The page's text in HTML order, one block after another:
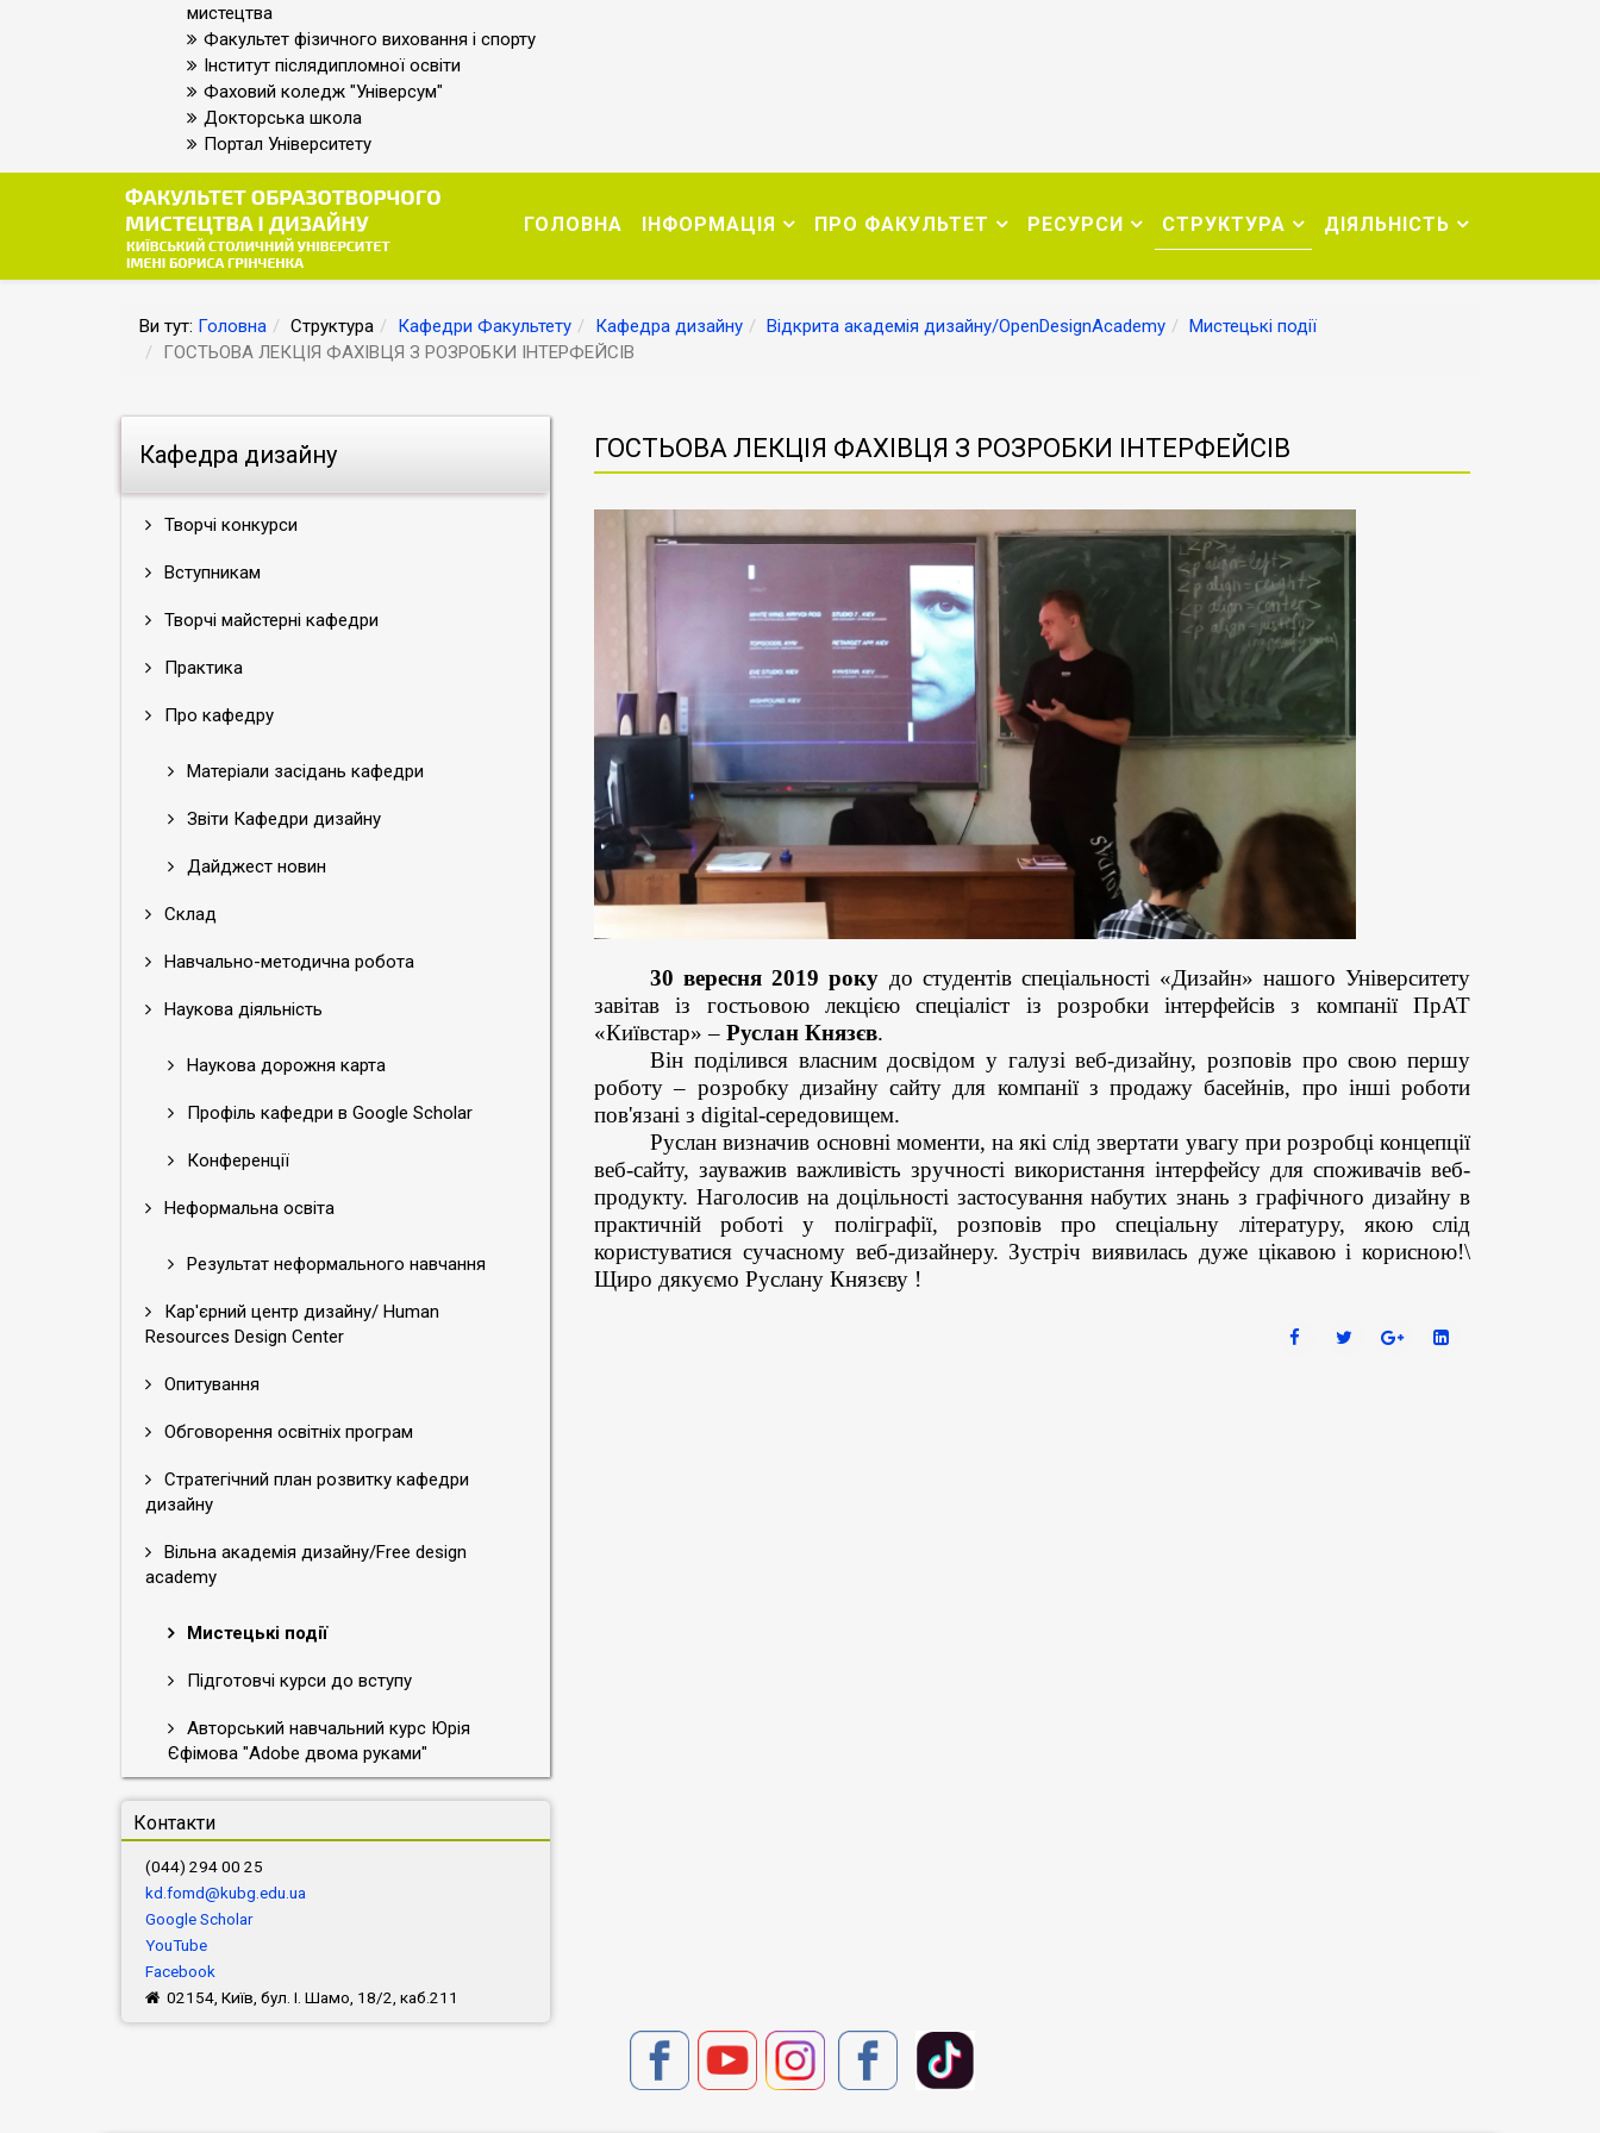
мистецтва
Факультет фізичного виховання і спорту
Інститут післядипломної освіти
Фаховий коледж "Універсум"
Докторська школа
Портал Університету
ГОЛОВНА ІНФОРМАЦІЯ ПРО ФАКУЛЬТЕТ РЕСУРСИ СТРУКТУРА ДІЯЛЬНІСТЬ
Ви тут: Головна Структура Кафедри Факультету Кафедра дизайну Відкрита академія дизайну/OpenDesignAcademy
Мистецькі події
ГОСТЬОВА ЛЕКЦІЯ ФАХІВЦЯ З РОЗРОБКИ ІНТЕРФЕЙСІВ
Кафедра дизайну
Творчі конкурси
Вступникам
Творчі майстерні кафедри
Практика
Про кафедру
Матеріали засідань кафедри
Звіти Кафедри дизайну
Дайджест новин
Склад
Навчально-методична робота
Наукова діяльність
Наукова дорожня карта
Профіль кафедри в Google Scholar
Конференції
Неформальна освіта
Результат неформального навчання
Кар'єрний центр дизайну/ Human
Resources Design Center
Опитування
Обговорення освітніх програм
Стратегічний план розвитку кафедри
дизайну
Вільна академія дизайну/Free design
academy
Мистецькі події
Підготовчі курси до вступу
Авторський навчальний курс Юрія
Єфімова "Adobe двома руками"
Контакти
(044) 294 00 25
kd.fomd@kubg.edu.ua
Google Scholar
YouTube
Facebook
02154, Київ, бул. І. Шамо, 18/2, каб.211
ГОСТЬОВА ЛЕКЦІЯ ФАХІВЦЯ З РОЗРОБКИ ІНТЕРФЕЙСІВ
30 вересня 2019 року до студентів спеціальності «Дизайн» нашого Університету
завітав із гостьовою лекцією спеціаліст із розробки інтерфейсів з компанії ПрАТ
«Київстар» – Руслан Князєв.
Він поділився власним досвідом у галузі веб-дизайну, розповів про свою першу
роботу – розробку дизайну сайту для компанії з продажу басейнів, про інші роботи
пов'язані з digital-середовищем.
Руслан визначив основні моменти, на які слід звертати увагу при розробці концепції
веб-сайту, зауважив важливість зручності використання інтерфейсу для споживачів веб-
продукту. Наголосив на доцільності застосування набутих знань з графічного дизайну в
практичній роботі у поліграфії, розповів про спеціальну літературу, якою слід
користуватися сучасному веб-дизайнеру. Зустріч виявилась дуже цікавою і корисною!\
Щиро дякуємо Руслану Князєву !